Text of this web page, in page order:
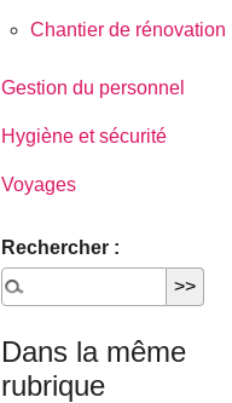
Chantier de rénovation
Gestion du personnel
Hygiène et sécurité
Voyages
Rechercher :
Dans la même
rubrique